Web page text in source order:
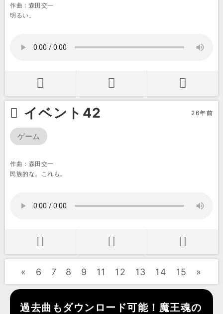
作曲：森田交一
明るい。
イベント42 26年前
ゲーム
作曲：森田交一
民族的な。これも。
« 6 7 8 9 11 12 13 14 15 »
過去曲もダウンロード可能！魔王魂の